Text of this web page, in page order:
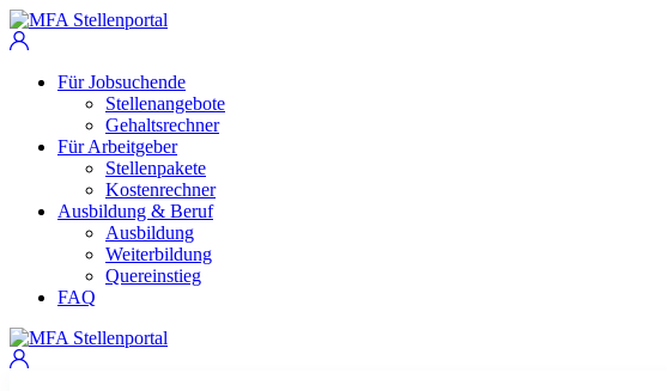
Für Jobsuchende
Stellenangebote
Gehaltsrechner
Für Arbeitgeber
Stellenpakete
Kostenrechner
Ausbildung & Beruf
Ausbildung
Weiterbildung
Quereinstieg
FAQ